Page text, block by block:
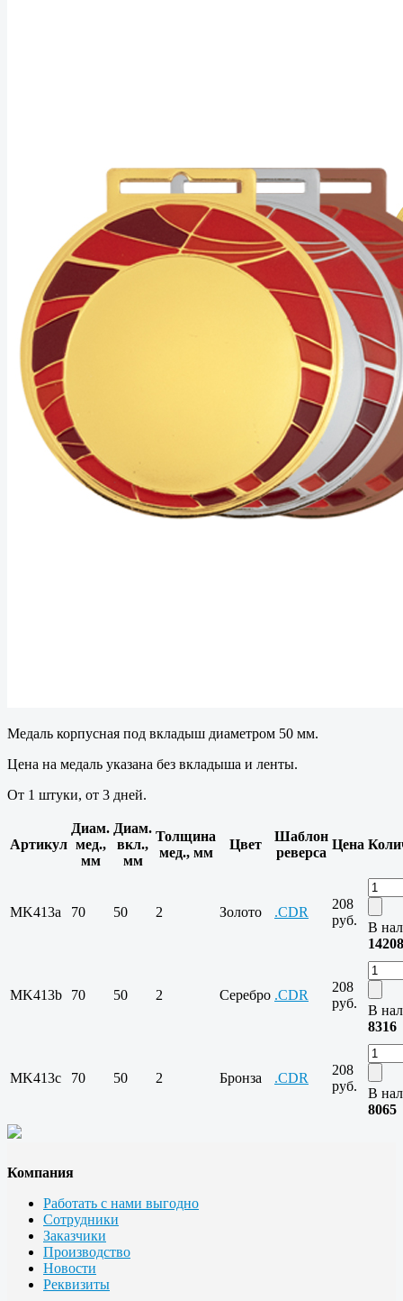
Медаль корпусная под вкладыш диаметром 50 мм.
Цена на медаль указана без вкладыша и ленты.
От 1 штуки, от 3 дней.
Артикул
Диам.
мед.,
мм
Диам.
вкл.,
мм
Толщина
мед., мм
Цвет
Шаблон
реверса
Цена
MK413a 70 50 2 Золото .CDR
208
руб.
В
14208
MK413b 70 50 2 Серебро .CDR
208
руб.
В
8316
MK413c 70 50 2 Бронза .CDR
208
руб.
В
8065
Компания
Работать с нами выгодно
Сотрудники
Заказчики
Производство
Новости
Реквизиты